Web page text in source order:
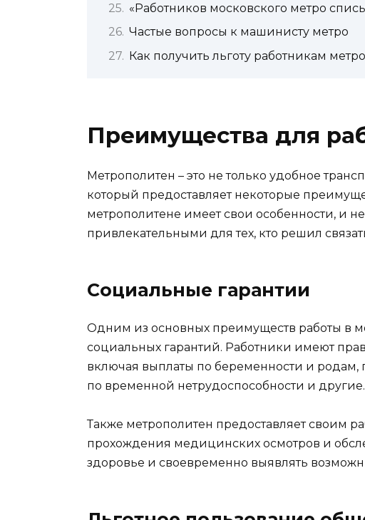
«Работников московского метро
Частые вопросы к машинисту метро
Как получить льготу работникам
Преимущества для
Метрополитен – это не только удобное
который предоставляет некоторые
метрополитене имеет свои особенности, и
привлекательными для тех, кто решил
Социальные гарантии
Одним из основных преимуществ работы в
социальных гарантий. Работники имеют
включая выплаты по беременности и родам,
по временной нетрудоспособности и другие.
Также метрополитен предоставляет своим
прохождения медицинских осмотров и
здоровье и своевременно выявлять